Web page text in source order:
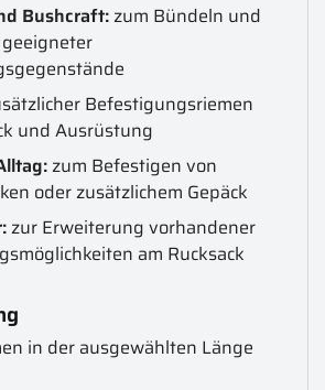
Bushcraft:zum Bündeln und
Befestigungsriemen
und Ausrüstung
zum Befestigen von
oder zusätzlichem Gepäck
zur Erweiterung vorhandener
am Rucksack
in der ausgewählten Länge